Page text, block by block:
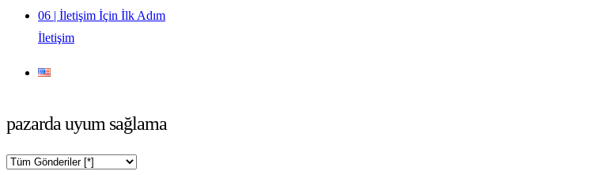
06 | İletişim İçin İlk Adım
İletişim
pazarda uyum sağlama